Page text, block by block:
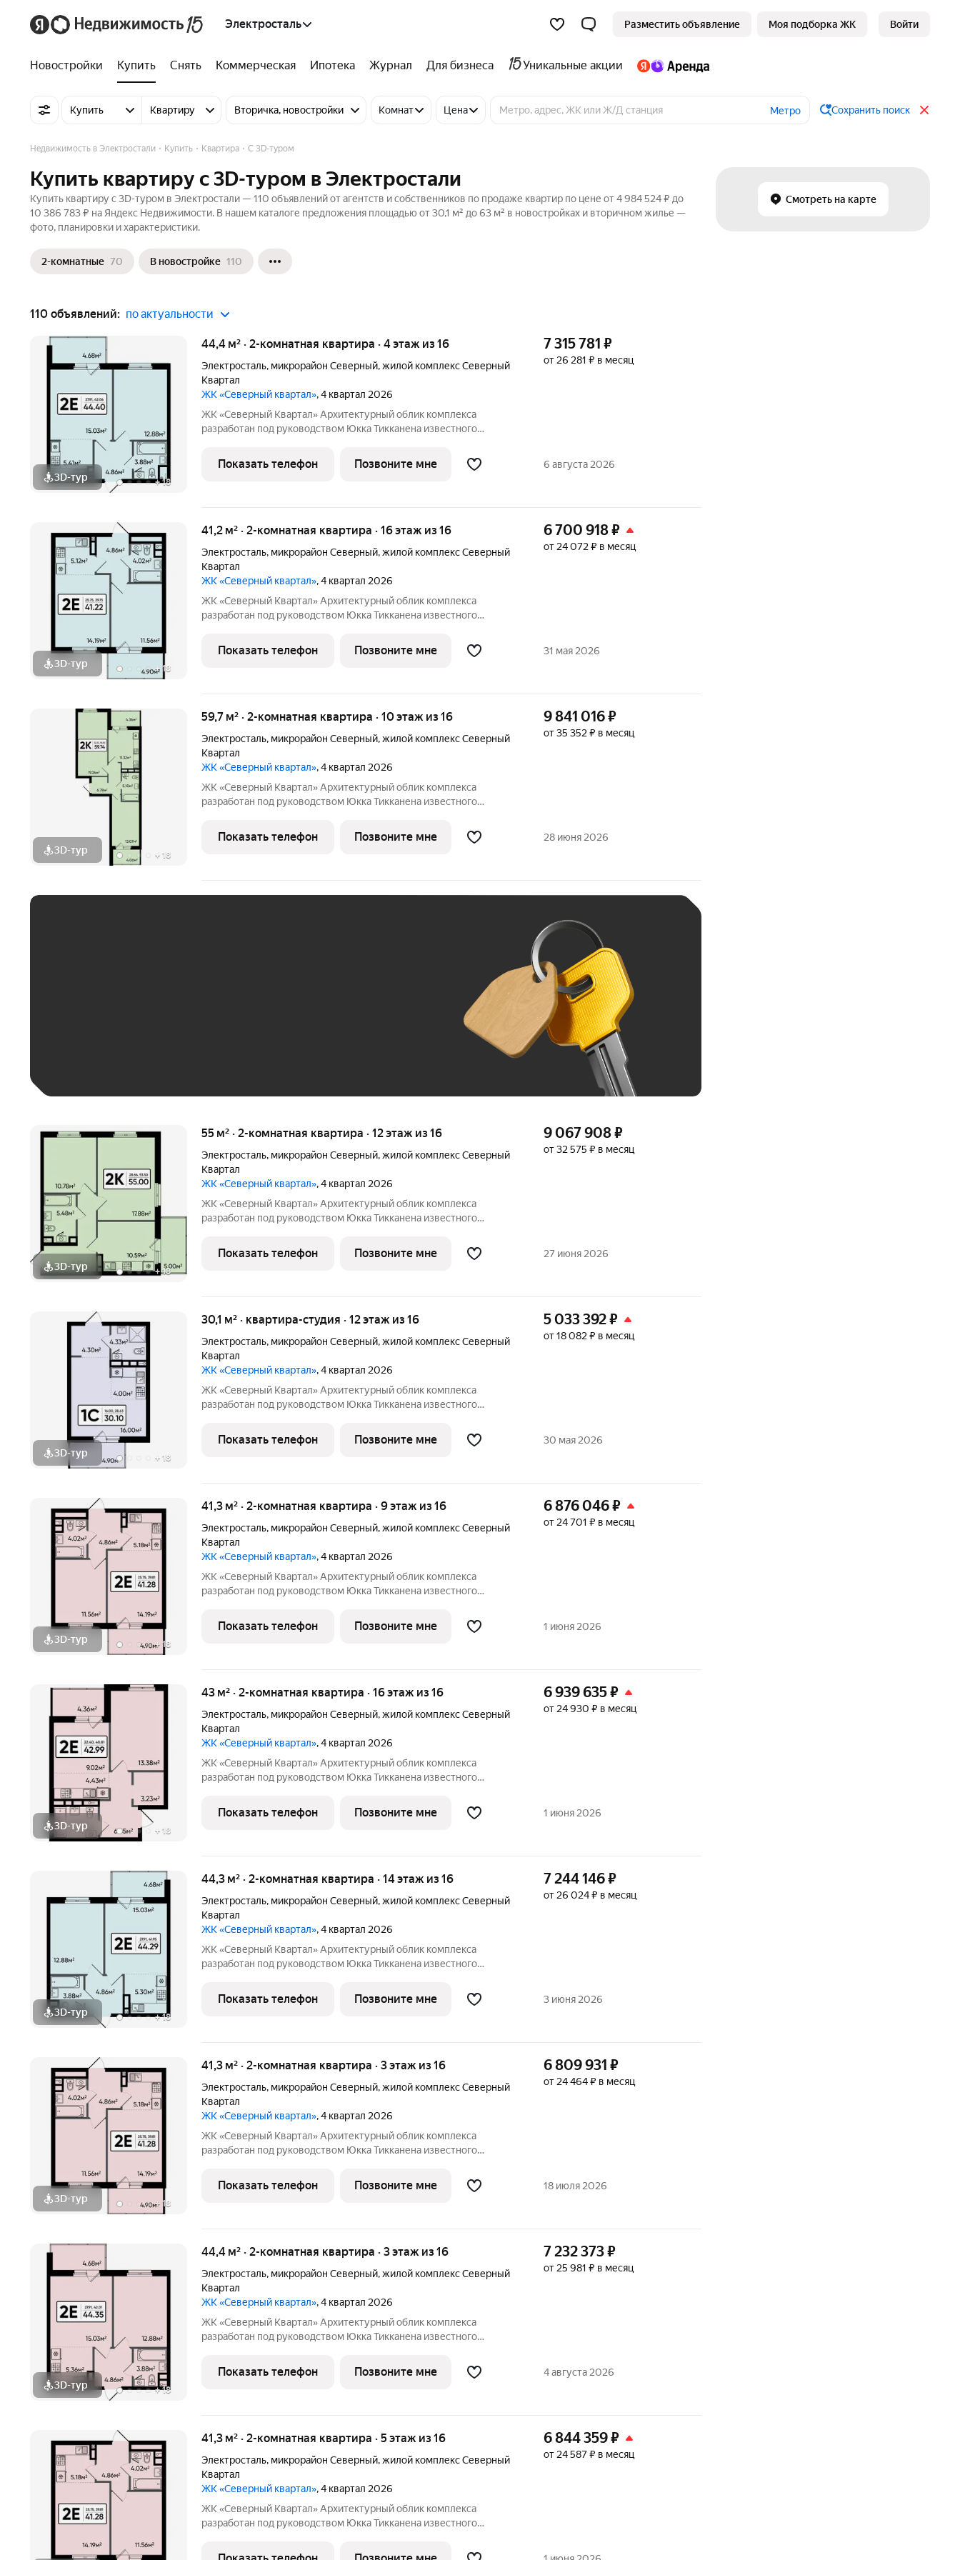
Электросталь Разместить объявление Моя подборка ЖК Войти
Новостройки Купить Снять Коммерческая Ипотека Журнал Для бизнеса Уникальные акции
Купить Квартиру Вторичка, новостройки Комнат Цена Метро Сохранить поиск
Смотреть на карте
Недвижимость в Электростали Купить Квартира C 3D-туром
Купить квартиру c 3D-туром в Электростали
Купить квартиру c 3D-туром в Электростали — 110 объявлений от агентств и собственников по продаже квартир по цене от 4 984 524 ₽ до
10 386 783 ₽ на Яндекс Недвижимости. В нашем каталоге предложения площадью от 30,1 м² до 63 м² в новостройках и вторичном жилье —
фото, планировки и характеристики.
2-комнатные 70 В новостройке 110
110 объявлений: по актуальности
3D-тур +18
44,4 м² · 2-комнатная квартира · 4 этаж из 16
Электросталь, микрорайон Северный,жилой комплекс Северный
Квартал
ЖК «Северный квартал», 4 квартал 2026
ЖК «Северный Квартал» Архитектурный облик комплекса
разработан под руководством Юкка Тикканена известного
сочетании современного дизайна и северной эстетики. В данном
проекте Тикканен удачно
7 315 781 ₽
от 26 281 ₽ в месяц
Показать телефон Позвоните мне 6 августа 2026
3D-тур + 18
41,2 м² · 2-комнатная квартира · 16 этаж из 16
Электросталь, микрорайон Северный,жилой комплекс Северный
Квартал
ЖК «Северный квартал», 4 квартал 2026
ЖК «Северный Квартал» Архитектурный облик комплекса
разработан под руководством Юкка Тикканена известного
сочетании современного дизайна и северной эстетики. В данном
проекте Тикканен удачно
6 700 918₽
от 24 072 ₽ в месяц
Показать телефон Позвоните мне 31 мая 2026
3D-тур + 18
59,7 м² · 2-комнатная квартира · 10 этаж из 16
Электросталь, микрорайон Северный,жилой комплекс Северный
Квартал
ЖК «Северный квартал», 4 квартал 2026
ЖК «Северный Квартал» Архитектурный облик комплекса
разработан под руководством Юкка Тикканена известного
сочетании современного дизайна и северной эстетики. В данном
проекте Тикканен удачно
9 841 016₽
от 35 352 ₽ в месяц
Показать телефон Позвоните мне 28 июня 2026
3D-тур +18
55 м² · 2-комнатная квартира · 12 этаж из 16
Электросталь, микрорайон Северный,жилой комплекс Северный
Квартал
ЖК «Северный квартал», 4 квартал 2026
ЖК «Северный Квартал» Архитектурный облик комплекса
разработан под руководством Юкка Тикканена известного
сочетании современного дизайна и северной эстетики. В данном
проекте Тикканен удачно
9 067 908₽
от 32 575 ₽ в месяц
Показать телефон Позвоните мне 27 июня 2026
3D-тур + 18
30,1 м² · квартира-студия · 12 этаж из 16
Электросталь, микрорайон Северный,жилой комплекс Северный
Квартал
ЖК «Северный квартал», 4 квартал 2026
ЖК «Северный Квартал» Архитектурный облик комплекса
разработан под руководством Юкка Тикканена известного
сочетании современного дизайна и северной эстетики. В данном
проекте Тикканен удачно
5 033 392₽
от 18 082 ₽ в месяц
Показать телефон Позвоните мне 30 мая 2026
3D-тур + 18
41,3 м² · 2-комнатная квартира · 9 этаж из 16
Электросталь, микрорайон Северный,жилой комплекс Северный
Квартал
ЖК «Северный квартал», 4 квартал 2026
ЖК «Северный Квартал» Архитектурный облик комплекса
разработан под руководством Юкка Тикканена известного
сочетании современного дизайна и северной эстетики. В данном
проекте Тикканен удачно
6 876 046₽
от 24 701 ₽ в месяц
Показать телефон Позвоните мне 1 июня 2026
3D-тур + 18
43 м² · 2-комнатная квартира · 16 этаж из 16
Электросталь, микрорайон Северный,жилой комплекс Северный
Квартал
ЖК «Северный квартал», 4 квартал 2026
ЖК «Северный Квартал» Архитектурный облик комплекса
разработан под руководством Юкка Тикканена известного
сочетании современного дизайна и северной эстетики. В данном
проекте Тикканен удачно
6 939 635₽
от 24 930 ₽ в месяц
Показать телефон Позвоните мне 1 июня 2026
3D-тур +18
44,3 м² · 2-комнатная квартира · 14 этаж из 16
Электросталь, микрорайон Северный,жилой комплекс Северный
Квартал
ЖК «Северный квартал», 4 квартал 2026
ЖК «Северный Квартал» Архитектурный облик комплекса
разработан под руководством Юкка Тикканена известного
сочетании современного дизайна и северной эстетики. В данном
проекте Тикканен удачно
7 244 146₽
от 26 024 ₽ в месяц
Показать телефон Позвоните мне 3 июня 2026
3D-тур + 18
41,3 м² · 2-комнатная квартира · 3 этаж из 16
Электросталь, микрорайон Северный,жилой комплекс Северный
Квартал
ЖК «Северный квартал», 4 квартал 2026
ЖК «Северный Квартал» Архитектурный облик комплекса
разработан под руководством Юкка Тикканена известного
сочетании современного дизайна и северной эстетики. В данном
проекте Тикканен удачно
6 809 931 ₽
от 24 464 ₽ в месяц
Показать телефон Позвоните мне 18 июля 2026
3D-тур +18
44,4 м² · 2-комнатная квартира · 3 этаж из 16
Электросталь, микрорайон Северный,жилой комплекс Северный
Квартал
ЖК «Северный квартал», 4 квартал 2026
ЖК «Северный Квартал» Архитектурный облик комплекса
разработан под руководством Юкка Тикканена известного
сочетании современного дизайна и северной эстетики. В данном
проекте Тикканен удачно
7 232 373₽
от 25 981 ₽ в месяц
Показать телефон Позвоните мне 4 августа 2026
41,3 м² · 2-комнатная квартира · 5 этаж из 16
Электросталь, микрорайон Северный,жилой комплекс Северный
Квартал
ЖК «Северный квартал», 4 квартал 2026
ЖК «Северный Квартал» Архитектурный облик комплекса
разработан под руководством Юкка Тикканена известного
сочетании современного дизайна и северной эстетики. В данном
6 844 359₽
от 24 587 ₽ в месяц